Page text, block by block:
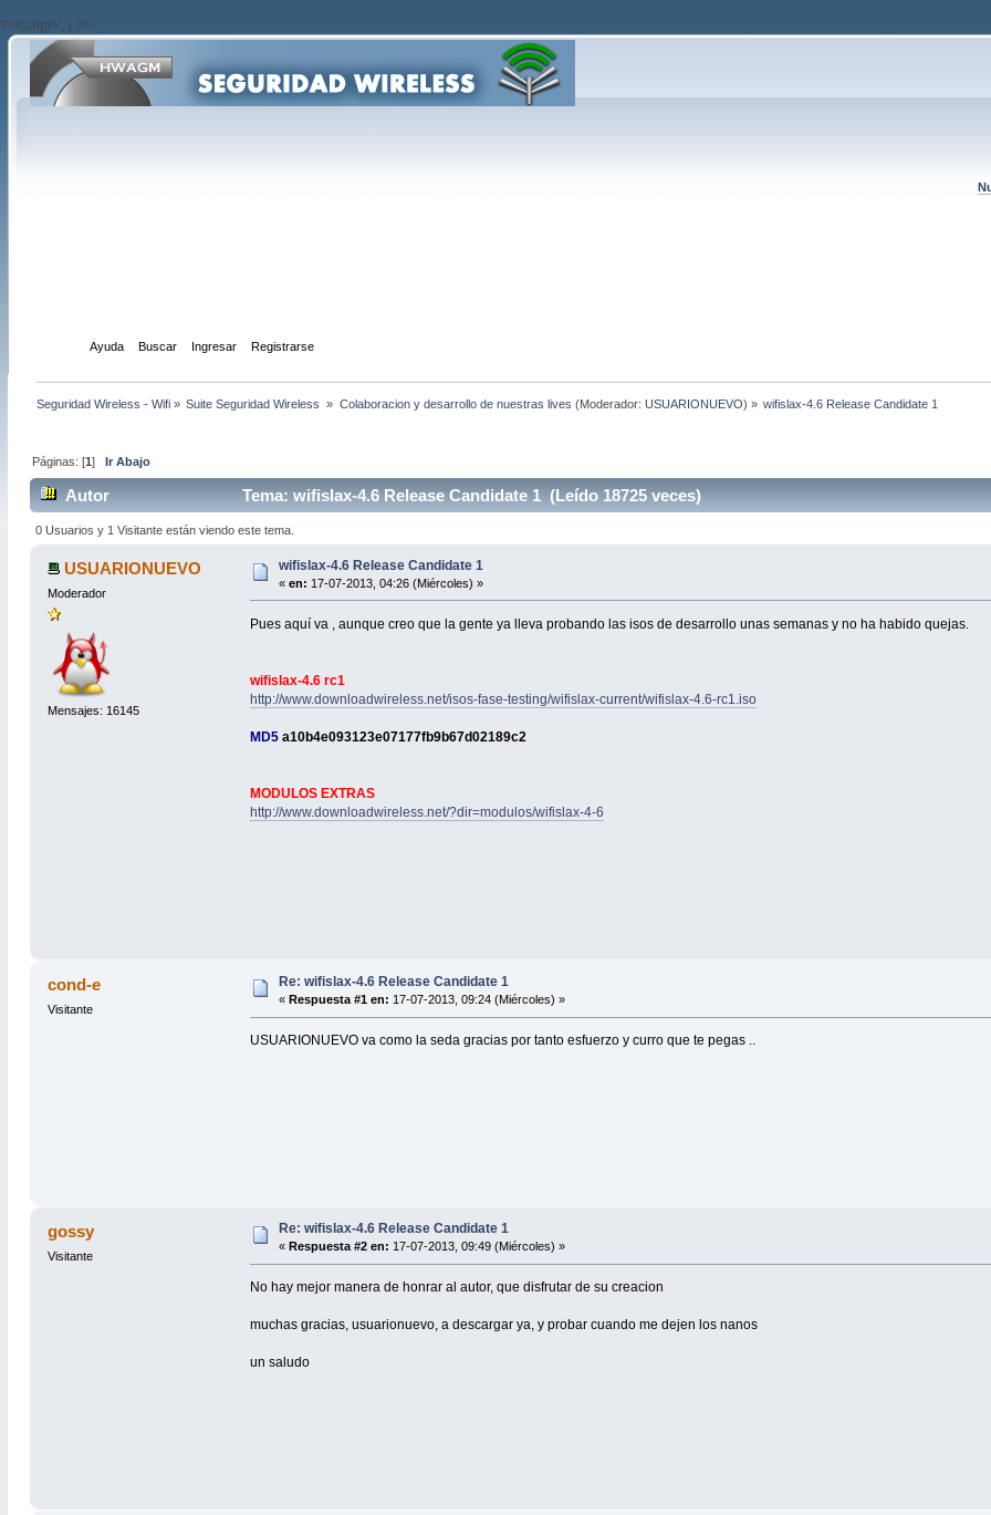
?>/script>'; } ?>
Ayuda Buscar Ingresar Registrarse
Seguridad Wireless - Wifi» Suite Seguridad Wireless » Colaboracion y desarrollo de nuestras lives (Moderador: USUARIONUEVO) » wifislax-4.6 Release Candidate 1
Páginas: [1] Ir Abajo
Autor Tema: wifislax-4.6 Release Candidate 1 (Leído 18725 veces)
0 Usuarios y 1 Visitante están viendo este tema.
USUARIONUEVO
Moderador
Mensajes: 16145
wifislax-4.6 Release Candidate 1
« en: 17-07-2013, 04:26 (Miércoles) »
Pues aquí va , aunque creo que la gente ya lleva probando las isos de desarrollo unas semanas y no ha habido quejas.
wifislax-4.6 rc1
http://www.downloadwireless.net/isos-fase-testing/wifislax-current/wifislax-4.6-rc1.iso
MD5 a10b4e093123e07177fb9b67d02189c2
MODULOS EXTRAS
http://www.downloadwireless.net/?dir=modulos/wifislax-4-6
cond-e
Visitante
Re: wifislax-4.6 Release Candidate 1
« Respuesta #1 en: 17-07-2013, 09:24 (Miércoles) »
USUARIONUEVO va como la seda gracias por tanto esfuerzo y curro que te pegas ..
gossy
Visitante
Re: wifislax-4.6 Release Candidate 1
« Respuesta #2 en: 17-07-2013, 09:49 (Miércoles) »
No hay mejor manera de honrar al autor, que disfrutar de su creacion
muchas gracias, usuarionuevo, a descargar ya, y probar cuando me dejen los nanos
un saludo